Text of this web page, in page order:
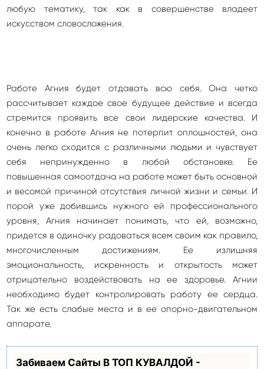
любую тематику, так как в совершенстве владеет
искусством словосложения.
Работе Агния будет отдавать всю себя. Она четко
рассчитывает каждое свое будущее действие и всегда
стремится проявить все свои лидерские качества. И
конечно в работе Агния не потерпит оплошностей, она
очень легко сходится с различными людьми и чувствует
себя непринужденно в любой обстановке. Ее
повышенная самоотдача на работе может быть основной
и весомой причиной отсутствия личной жизни и семьи. И
порой уже добившись нужного ей профессионального
уровня, Агния начинает понимать, что ей, возможно,
придется в одиночку радоваться всем своим как правило,
многочисленным достижениям. Ее излишняя
эмоциональность, искренность и открытость может
отрицательно воздействовать на ее здоровье. Агнии
необходимо будет контролировать работу ее сердца.
Так же есть слабые места и в ее опорно-двигательном
аппарате.
Забиваем Сайты В ТОП КУВАЛДОЙ -